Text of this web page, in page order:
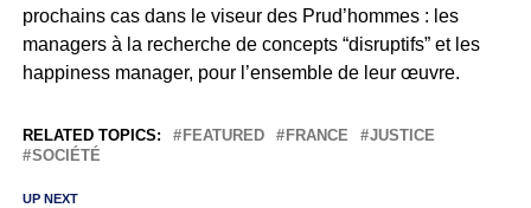
prochains cas dans le viseur des Prud’hommes : les
managers à la recherche de concepts “disruptifs” et les
happiness manager, pour l’ensemble de leur œuvre.
RELATED TOPICS: FEATURED FRANCE
JUSTICE
SOCIÉTÉ
UP NEXT